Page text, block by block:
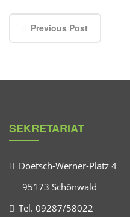
Previous Post
SEKRETARIAT
Doetsch-Werner-Platz 4
95173 Schönwald
Tel. 09287/58022